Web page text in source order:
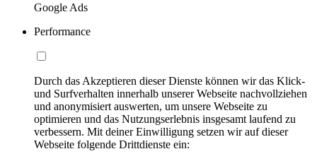
Google Ads
Performance
Durch das Akzeptieren dieser Dienste können wir das Klick-
und Surfverhalten innerhalb unserer Webseite nachvollziehen
und anonymisiert auswerten, um unsere Webseite zu
optimieren und das Nutzungserlebnis insgesamt laufend zu
verbessern. Mit deiner Einwilligung setzen wir auf dieser
Webseite folgende Drittdienste ein: